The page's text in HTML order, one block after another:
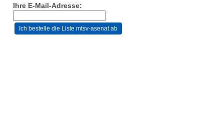
Ihre E-Mail-Adresse: